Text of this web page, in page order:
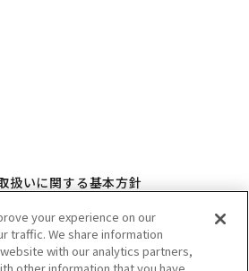
扱いに関する基本方針
ー your experience on our
traffic. We share information
with our analytics partners,